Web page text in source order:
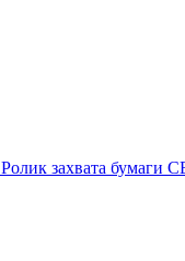
Ролик захвата бумаги